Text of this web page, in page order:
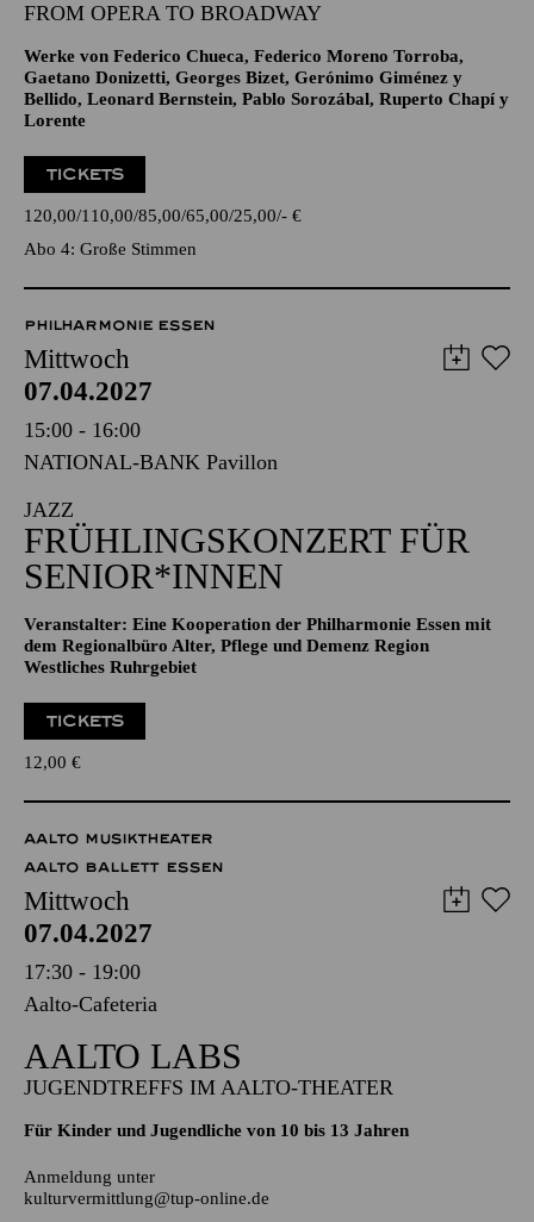
GROSSE STIMMEN · ENTERTAINMENT
JONATHAN TETELMAN
FROM OPERA TO BROADWAY
Werke von Federico Chueca, Federico Moreno Torroba,
Bellido, Leonard Bernstein, Pablo Sorozábal, Ruperto Chapí y
Lorente
TICKETS
120,00 110,00 85,00 65,00 25,00 -€
Abo 4: Große Stimmen
PHILHARMONIE ESSEN
Mittwoch
07.04.2027
15:00 - 16:00
NATIONAL-BANK Pavillon
JAZZ
FRÜHLINGS­KONZERT FÜR
SENIOR*INNEN
dem Regionalbüro Alter, Pflege und Demenz Region
Westliches Ruhrgebiet
12,00€
AALTO MUSIKTHEATER
AALTO BALLETT ESSEN
Mittwoch
07.04.2027
17:30 - 19:00
Aalto-Cafeteria
AALTO LABS
Für Kinder und Jugendliche von 10 bis 13 Jahren